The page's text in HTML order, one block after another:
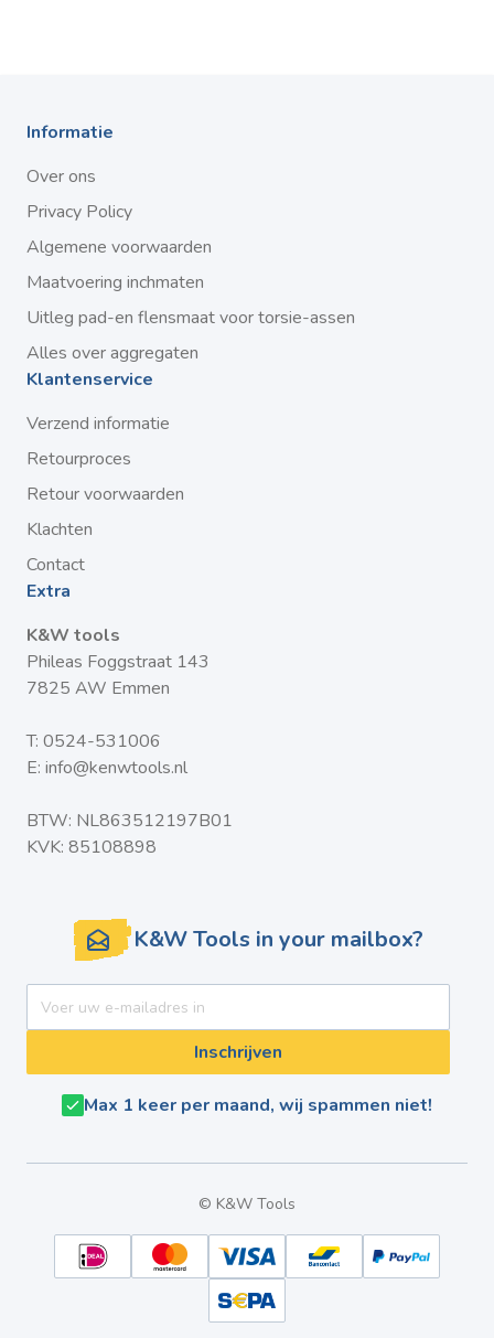
Informatie
Over ons
Privacy Policy
Algemene voorwaarden
Maatvoering inchmaten
Uitleg pad-en flensmaat voor torsie-assen
Alles over aggregaten
Klantenservice
Verzend informatie
Retourproces
Retour voorwaarden
Klachten
Contact
Extra
K&W tools
Phileas Foggstraat 143
7825 AW Emmen
T: 0524-531006
E: info@kenwtools.nl
BTW: NL863512197B01
KVK: 85108898
K&W Tools in your mailbox?
Inschrijven
Max 1 keer per maand, wij spammen niet!
© K&W Tools